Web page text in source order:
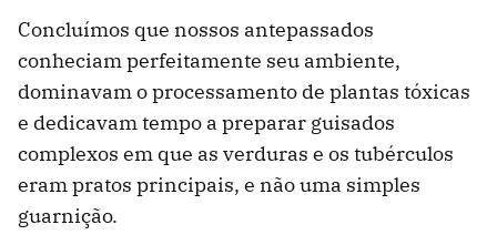
Concluímos que nossos antepassados
conheciam perfeitamente seu ambiente,
dominavam o processamento de plantas tóxicas
e dedicavam tempo a preparar guisados
complexos em que as verduras e os tubérculos
eram pratos principais, e não uma simples
guarnição.